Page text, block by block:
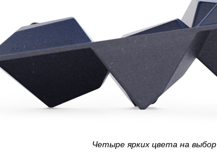
Четыре ярких цвета на выбор